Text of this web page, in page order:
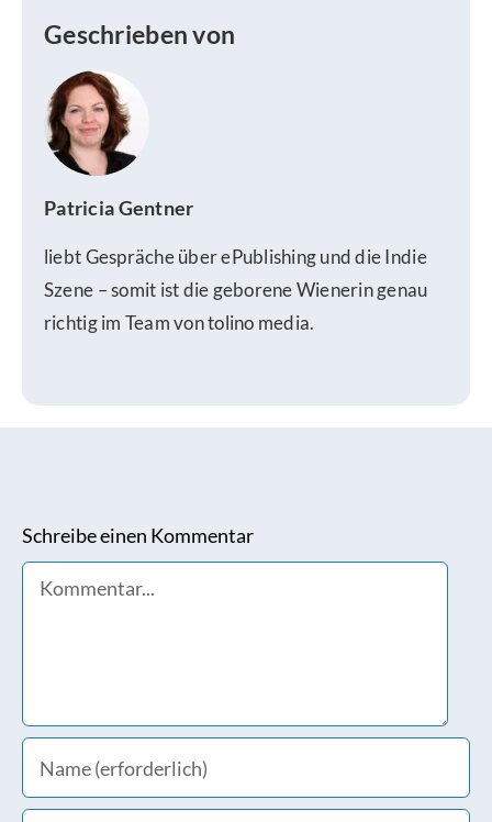
Geschrieben von
Patricia Gentner
liebt Gespräche über ePublishing und die Indie
Szene – somit ist die geborene Wienerin genau
richtig im Team von tolino media.
Schreibe einen Kommentar
Comment